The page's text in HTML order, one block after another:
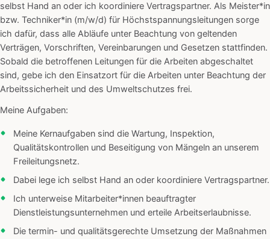
selbst Hand an oder ich koordiniere Vertragspartner. Als Meister*in
bzw. Techniker*in (m/w/d) für Höchstspannungsleitungen sorge
ich dafür, dass alle Abläufe unter Beachtung von geltenden
Verträgen, Vorschriften, Vereinbarungen und Gesetzen stattfinden.
Sobald die betroffenen Leitungen für die Arbeiten abgeschaltet
sind, gebe ich den Einsatzort für die Arbeiten unter Beachtung der
Arbeitssicherheit und des Umweltschutzes frei.
Meine Aufgaben:
Meine Kernaufgaben sind die Wartung, Inspektion,
Qualitätskontrollen und Beseitigung von Mängeln an unserem
Freileitungsnetz.
Dabei lege ich selbst Hand an oder koordiniere Vertragspartner.
Ich unterweise Mitarbeiter*innen beauftragter
Dienstleistungsunternehmen und erteile Arbeitserlaubnisse.
Die termin- und qualitätsgerechte Umsetzung der Maßnahmen